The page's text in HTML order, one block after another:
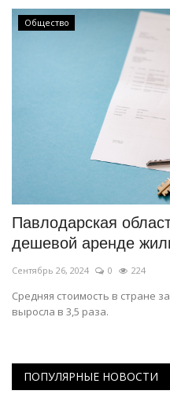
Общество
Павлодарская
дешевой аренде
Сентябрь 26, 2024 0 224
Средняя стоимость в стране
выросла в 3,5 раза.
ПОПУЛЯРНЫЕ НОВОСТИ